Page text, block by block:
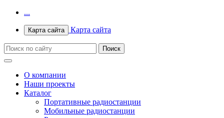
...
Карта сайта Карта сайта
О компании
Наши проекты
Каталог
Портативные радиостанции
Мобильные радиостанции